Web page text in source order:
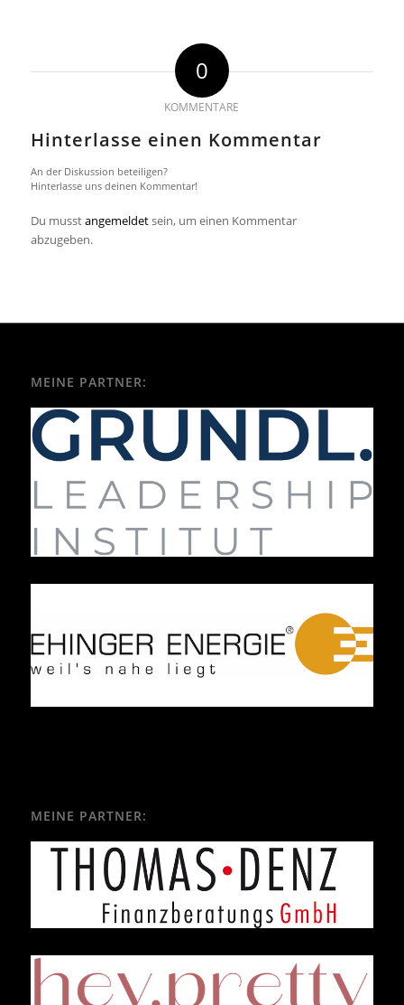
0
KOMMENTARE
Hinterlasse einen Kommentar
An der Diskussion beteiligen?
Hinterlasse uns deinen Kommentar!
Du musstangemeldetsein, um einen Kommentar
abzugeben.
MEINE PARTNER:
MEINE PARTNER: